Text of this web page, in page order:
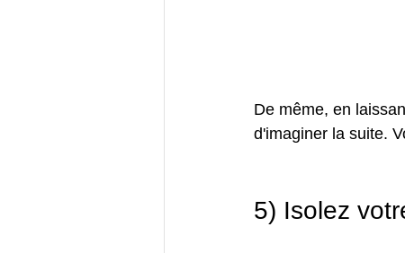
De même, en
d'imaginer la suite.
5) Isolez